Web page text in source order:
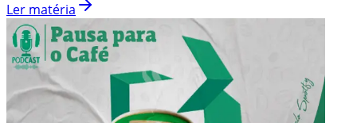
Ler matéria